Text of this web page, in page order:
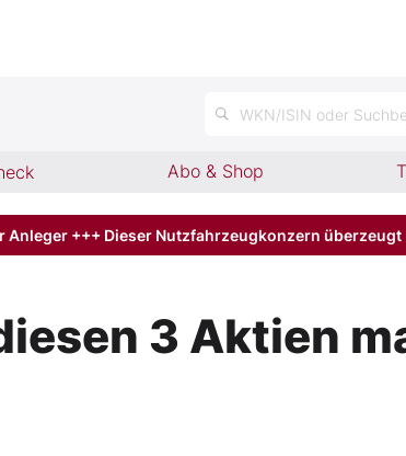
WKN/ISIN oder
Abo & Shop
Anleger +++ Dieser Nutzfahrzeugkonzern überzeugt
3 Aktien